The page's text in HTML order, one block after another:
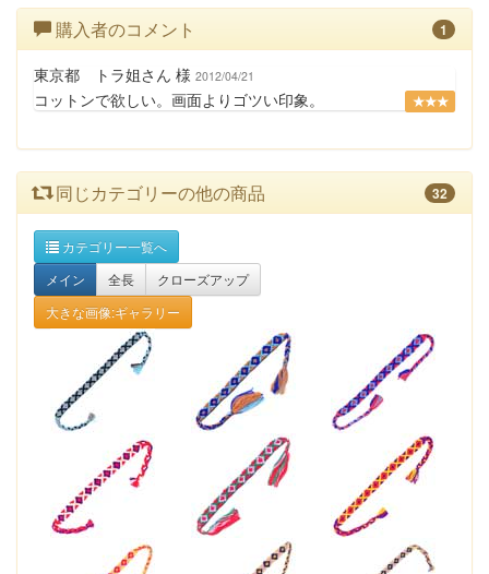
購入者のコメント 1
東京都 トラ姐さん 様 2012/04/21
★★★
コットンで欲しい。画面よりゴツい印象。
同じカテゴリーの他の商品 32
カテゴリー一覧へ
メイン
全長
クローズアップ
大きな画像:ギャラリー